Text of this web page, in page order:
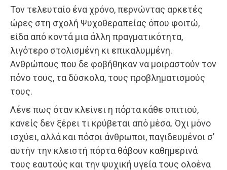
Τον τελευταίο ένα χρόνο, περνώντας αρκετές
ώρες στη σχολή Ψυχοθεραπείας όπου φοιτώ,
είδα από κοντά μια άλλη πραγματικότητα,
λιγότερο στολισμένη κι επικαλυμμένη.
Ανθρώπους που δε φοβήθηκαν να μοιραστούν τον
πόνο τους, τα δύσκολα, τους προβληματισμούς
τους.
Λένε πως όταν κλείνει η πόρτα κάθε σπιτιού,
κανείς δεν ξέρει τι κρύβεται από μέσα. Όχι μόνο
ισχύει, αλλά και πόσοι άνθρωποι, παγιδευμένοι σ’
αυτήν την κλειστή πόρτα θάβουν καθημερινά
τους εαυτούς και την ψυχική υγεία τους ολοένα